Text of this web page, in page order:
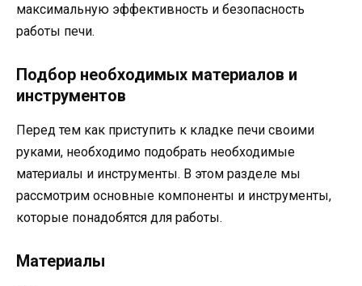
максимальную эффективность и безопасность
работы печи.
Подбор необходимых материалов и
инструментов
Перед тем как приступить к кладке печи своими
руками, необходимо подобрать необходимые
материалы и инструменты. В этом разделе мы
рассмотрим основные компоненты и инструменты,
которые понадобятся для работы.
Материалы